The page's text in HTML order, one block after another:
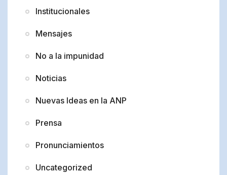
Institucionales
Mensajes
No a la impunidad
Noticias
Nuevas Ideas en la ANP
Prensa
Pronunciamientos
Uncategorized